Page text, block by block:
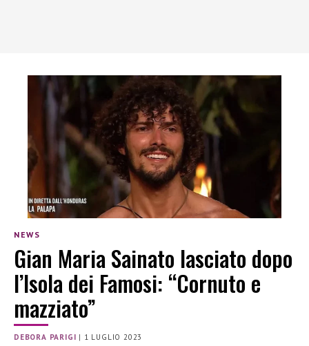
NEWS
Gian Maria Sainato lasciato dopo
l’Isola dei Famosi: “Cornuto e
mazziato”
DEBORA PARIGI | 1 LUGLIO 2023